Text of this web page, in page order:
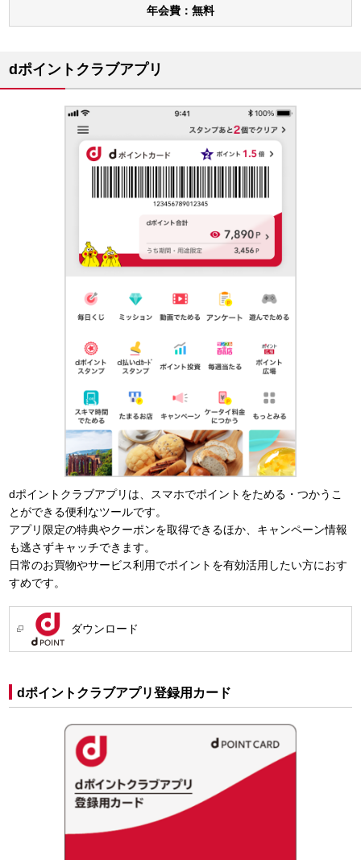
年会費： 無料
dポイントクラブアプリ
dポイントクラブアプリは、スマホでポイントをためる・つかうこ
とができる便利なツールです。
アプリ限定の特典やクーポンを取得できるほか、キャンペーン情報
も逃さずキャッチできます。
日常のお買物やサービス利用でポイントを有効活用したい方におす
すめです。
ダウンロード
dポイントクラブアプリ登録用カード